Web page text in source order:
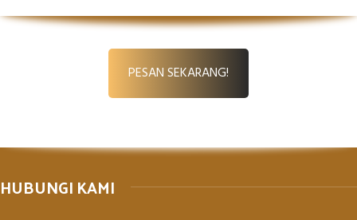
PESAN SEKARANG!
HUBUNGI KAMI